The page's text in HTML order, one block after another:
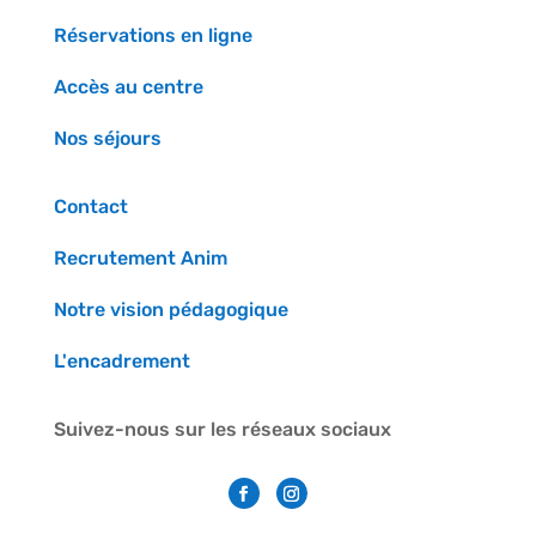
Réservations en ligne
Accès au centre
Nos séjours
Contact
Recrutement Anim
Notre vision pédagogique
L'encadrement
Suivez-nous sur les réseaux sociaux